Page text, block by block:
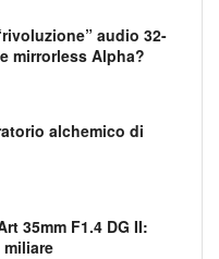
audio 32-
mirrorless Alpha?
alchemico di
35mm F1.4 DG II: